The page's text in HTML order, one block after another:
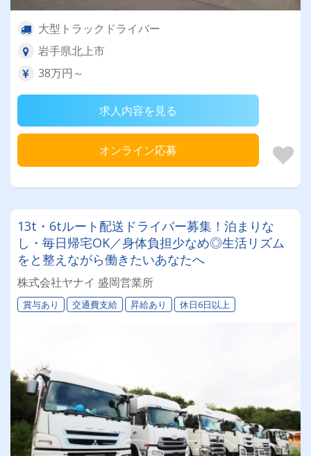
大型トラックドライバー
岩手県北上市
38万円～
求人内容を見る
オンライン応募
13t・6tルート配送ドライバー募集！泊まりな
し・毎日帰宅OK／身体負担少なめ◎生活リズム
をと整えながら働きたいあなたへ
株式会社ヤナイ 盛岡営業所
賞与あり 交通費支給 昇給あり 休日6日以上